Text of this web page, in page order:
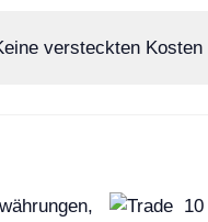
versteckten Kosten